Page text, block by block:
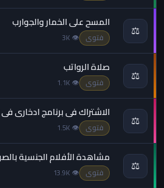
⚖️ المسح على الخمار والجوارب
فتوى 👁 3K
⚖️ صلاة الرواتب
فتوى 👁 1.1K
⚖️ الاشتراك في برنامج ادخاري في
فتوى 👁 1.5K
⚖️ مشاهدة الأفلام الجنسية
فتوى 👁 13.9K